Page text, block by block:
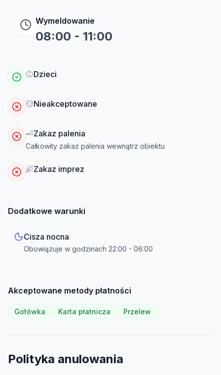
Wymeldowanie
08:00 - 11:00
Dzieci
Nieakceptowane
Zakaz palenia
Całkowity zakaz palenia wewnątrz obiektu
Zakaz imprez
Dodatkowe warunki
Cisza nocna
Obowiązuje w godzinach 22:00 - 06:00
Akceptowane metody płatności
Gotówka Karta płatnicza Przelew
Polityka anulowania